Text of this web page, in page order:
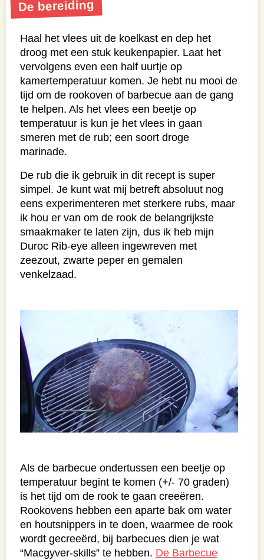
De bereiding
Haal het vlees uit de koelkast en dep het
droog met een stuk keukenpapier. Laat het
vervolgens even een half uurtje op
kamertemperatuur komen. Je hebt nu mooi de
tijd om de rookoven of barbecue aan de gang
te helpen. Als het vlees een beetje op
temperatuur is kun je het vlees in gaan
smeren met de rub; een soort droge
marinade.
De rub die ik gebruik in dit recept is super
simpel. Je kunt wat mij betreft absoluut nog
eens experimenteren met sterkere rubs, maar
ik hou er van om de rook de belangrijkste
smaakmaker te laten zijn, dus ik heb mijn
Duroc Rib-eye alleen ingewreven met
zeezout, zwarte peper en gemalen
venkelzaad.
Als de barbecue ondertussen een beetje op
temperatuur begint te komen (+/- 70 graden)
is het tijd om de rook te gaan creeëren.
Rookovens hebben een aparte bak om water
en houtsnippers in te doen, waarmee de rook
wordt gecreeërd, bij barbecues dien je wat
“Macgyver-skills” te hebben. De Barbecue